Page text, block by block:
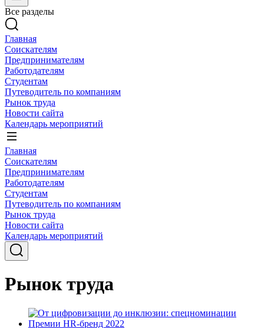
Все разделы
Главная
Соискателям
Предпринимателям
Работодателям
Студентам
Путеводитель по компаниям
Рынок труда
Новости сайта
Календарь мероприятий
Главная
Соискателям
Предпринимателям
Работодателям
Студентам
Путеводитель по компаниям
Рынок труда
Новости сайта
Календарь мероприятий
Рынок труда